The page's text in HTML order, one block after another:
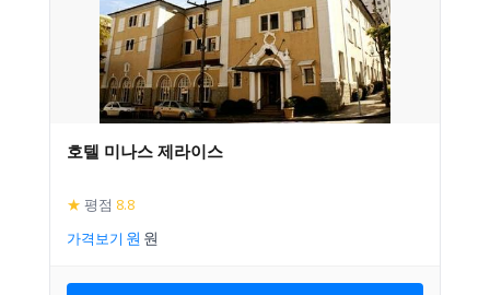
호텔 미나스 제라이스
★ 평점 8.8
가격보기